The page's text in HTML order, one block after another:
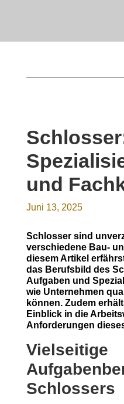
und
Juni 13, 2025
Schlosser sind
verschiedene Bau-
diesem Artikel
das Berufsbild des
Aufgaben und
wie Unternehmen
können. Zudem
Einblick in die
Anforderungen
Vielseitige
Schlossers